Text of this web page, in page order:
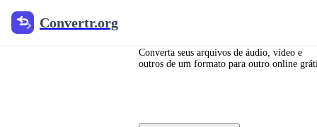
Convertr.org
JSON
Converta seus arquivos de áudio, vídeo e
outros de um formato para outro online